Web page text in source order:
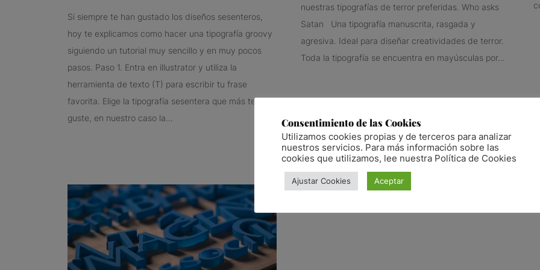
Si siempre te han gustado los diseños sesenteros,
hoy te explicamos como hacer una tipografía groovy
siguiendo un tutorial muy sencillo y en muy pocos
pasos. Paso 1. Entra en illustrator y utiliza la
herramienta de texto (T) para escribir tu frase
favorita. Elige la tipografía sesentera que más te
guste, en nuestro caso la…
nuestras tipografías de terror preferidas. Who asks
Satan Una tipografía manuscrita, rasgada y
agresiva. Ideal para diseñar creatividades de terror.
Toda la tipografía se encuentra en mayúsculas por…
Consentimiento de las Cookies
Utilizamos cookies propias y de terceros para analizar
nuestros servicios. Para más información sobre las
cookies que utilizamos, lee nuestra Política de Cookies
Ajustar Cookies Aceptar